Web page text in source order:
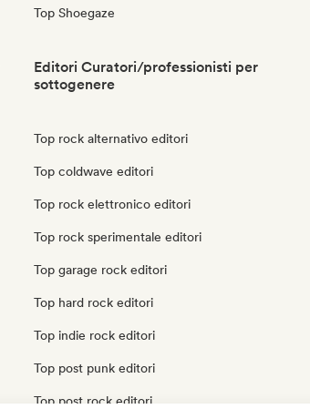
Top Shoegaze
Editori Curatori/professionisti per
sottogenere
Top rock alternativo editori
Top coldwave editori
Top rock elettronico editori
Top rock sperimentale editori
Top garage rock editori
Top hard rock editori
Top indie rock editori
Top post punk editori
Top post rock editori